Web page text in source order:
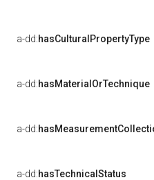
a-dd:hasCulturalPropertyType
a-dd:hasMaterialOrTechnique
a-dd:
a-dd:hasTechnicalStatus